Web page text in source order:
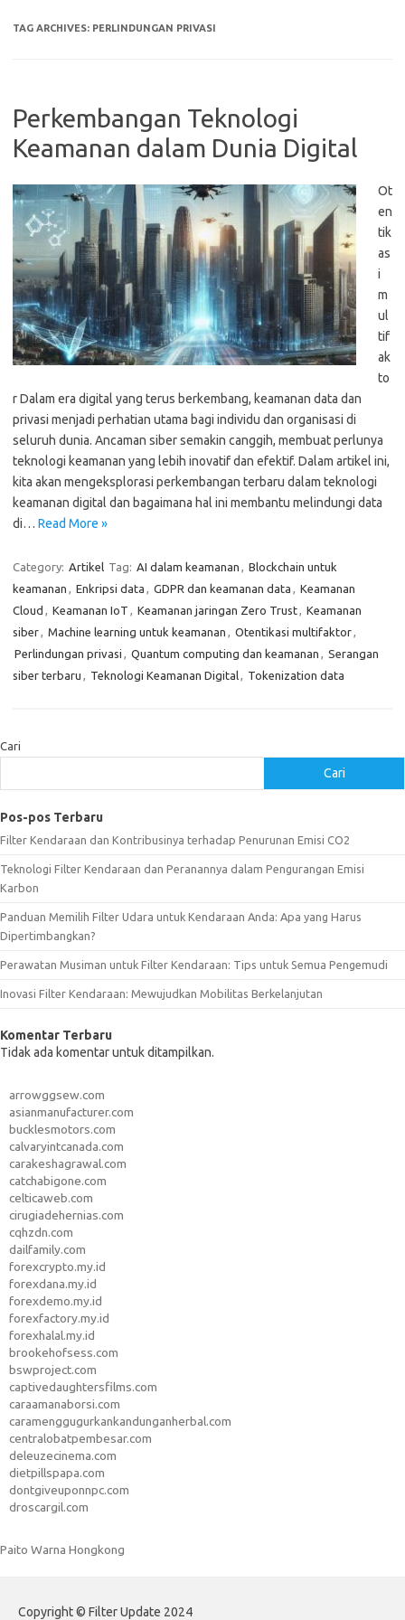
TAG ARCHIVES: PERLINDUNGAN PRIVASI
Perkembangan Teknologi
Keamanan dalam Dunia Digital
Ot
en
tik
as
i
m
ul
tif
ak
to
r Dalam era digital yang terus berkembang, keamanan data dan
privasi menjadi perhatian utama bagi individu dan organisasi di
seluruh dunia. Ancaman siber semakin canggih, membuat perlunya
teknologi keamanan yang lebih inovatif dan efektif. Dalam artikel ini,
kita akan mengeksplorasi perkembangan terbaru dalam teknologi
keamanan digital dan bagaimana hal ini membantu melindungi data
di… Read More »
Category: Artikel Tag: AI dalam keamanan , Blockchain untuk
keamanan , Enkripsi data , GDPR dan keamanan data , Keamanan
Cloud , Keamanan IoT , Keamanan jaringan Zero Trust, Keamanan
siber, Machine learning untuk keamanan , Otentikasi multifaktor,
Perlindungan privasi , Quantum computing dan keamanan , Serangan
siber terbaru , Teknologi Keamanan Digital, Tokenization data
Cari
Cari
Pos-pos Terbaru
Filter Kendaraan dan Kontribusinya terhadap Penurunan Emisi CO2
Teknologi Filter Kendaraan dan Peranannya dalam Pengurangan Emisi
Karbon
Panduan Memilih Filter Udara untuk Kendaraan Anda: Apa yang Harus
Dipertimbangkan?
Perawatan Musiman untuk Filter Kendaraan: Tips untuk Semua Pengemudi
Inovasi Filter Kendaraan: Mewujudkan Mobilitas Berkelanjutan
Komentar Terbaru
Tidak ada komentar untuk ditampilkan.
arrowggsew.com
asianmanufacturer.com
bucklesmotors.com
calvaryintcanada.com
carakeshagrawal.com
catchabigone.com
celticaweb.com
cirugiadehernias.com
cqhzdn.com
dailfamily.com
forexcrypto.my.id
forexdana.my.id
forexdemo.my.id
forexfactory.my.id
forexhalal.my.id
brookehofsess.com
bswproject.com
captivedaughtersfilms.com
caraamanaborsi.com
caramenggugurkankandunganherbal.com
centralobatpembesar.com
deleuzecinema.com
dietpillspapa.com
dontgiveuponnpc.com
droscargil.com
Paito Warna Hongkong
Copyright © Filter Update 2024